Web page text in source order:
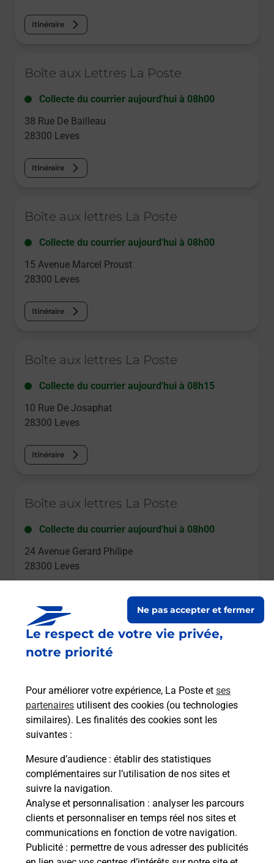
Le respect de votre vie privée,
notre priorité
Pour améliorer votre expérience, La Poste et ses
partenaires utilisent des cookies (ou technologies
similaires). Les finalités des cookies sont les
suivantes :
Mesure d’audience : établir des statistiques
complémentaires sur l’utilisation de nos sites et
suivre la navigation.
Analyse et personnalisation : analyser les parcours
clients et personnaliser en temps réel nos sites et
communications en fonction de votre navigation.
Publicité : permettre de vous adresser des publicités
Ne pas accepter et fermer
Itinéraire
Boîte aux Lettres La Poste
Collecte du courrier aujourd'hui à 08h00
38 Rue De Bailleau
28300 Leves
Itinéraire
Boîte aux lettres La Poste
Collecte du courrier aujourd'hui à 08h00
15 Avenue Marcel Proust
28300 Leves
Itinéraire
Boîte aux lettres La Poste
Collecte du courrier aujourd'hui à 08h15
10 Rue De Josaphat
28300 Leves
Itinéraire
Boîte aux lettres La Poste
Collecte du courrier aujourd'hui à 08h00
24 Avenue Gerard Philipe
28300 Leves
Boîte aux lettres La Poste
18 Avenue De La Paix
28300 Leves
Le lien s'ouvre dans un nouvel onglet
Boîte aux lettres La Poste
Collecte du courrier aujourd'hui à 08h00
10 Route Du Bois De Leves
28300 Leves
Le lien s'ouvre dans un nouvel onglet